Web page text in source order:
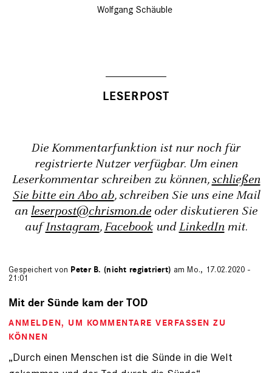
Wolfgang Schäuble
Die Kommentarfunktion ist nur noch für
registrierte Nutzer verfügbar. Um einen
Leserkommentar schreiben zu können,schließen
Sie bitte ein Abo ab, schreiben Sie uns eine Mail
an leserpost@chrismon.de oder diskutieren Sie
aufInstagram,FacebookundLinkedInmit.
Gespeichert von Peter B. (nicht registriert) am Mo., 17.02.2020 -
21:01
Mit der Sünde kam der TOD
ANMELDEN, UM KOMMENTARE VERFASSEN ZU
KÖNNEN
„Durch einen Menschen ist die Sünde in die Welt